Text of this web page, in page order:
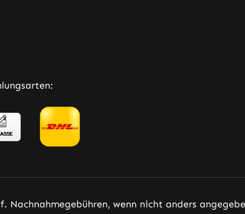
Nachnahmegebühren, wenn nicht anders